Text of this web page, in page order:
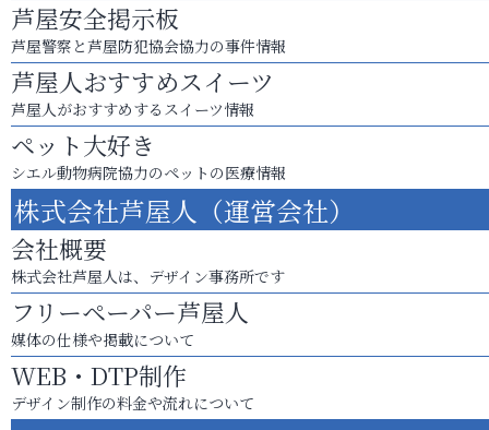
芦屋安全掲示板
芦屋警察と芦屋防犯協会協力の事件情報
芦屋人おすすめスイーツ
芦屋人がおすすめするスイーツ情報
ペット大好き
シエル動物病院協力のペットの医療情報
株式会社芦屋人（運営会社）
会社概要
株式会社芦屋人は、デザイン事務所です
フリーペーパー芦屋人
媒体の仕様や掲載について
WEB・DTP制作
デザイン制作の料金や流れについて